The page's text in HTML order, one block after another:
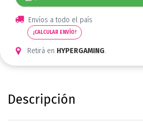
Envíos a todo el país
¡CALCULAR ENVÍO!
Retirá en HYPERGAMING.
Descripción